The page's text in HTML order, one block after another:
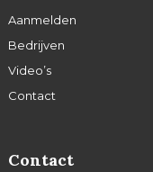
Aanmelden
Bedrijven
Video’s
Contact
Contact